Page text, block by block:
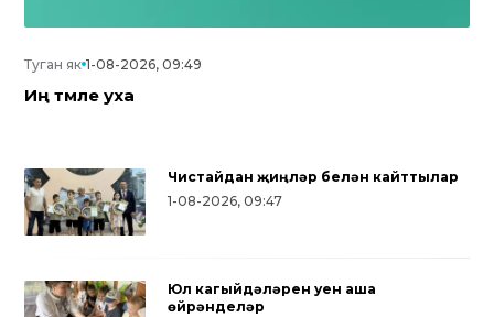
Туган як 1-08-2026, 09:49
Иң тәмле уха
Чистайдан җиңүләр белән кайттылар
1-08-2026, 09:47
Юл кагыйдәләрен уен аша
өйрәнделәр